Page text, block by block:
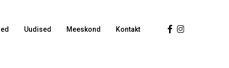
Uudised Meeskond Kontakt Facebook
Instagram